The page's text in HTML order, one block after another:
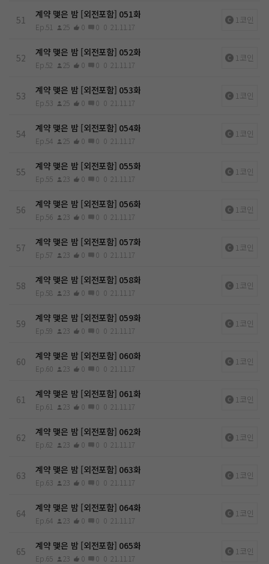
51 계약 맺은 밤 [외전포함] 051화
Ep.51 25 0 0 0 21.11.17
1코인
52 계약 맺은 밤 [외전포함] 052화
Ep.52 25 0 0 0 21.11.17
1코인
53 계약 맺은 밤 [외전포함] 053화
Ep.53 25 0 0 0 21.11.17
1코인
54 계약 맺은 밤 [외전포함] 054화
Ep.54 25 0 0 0 21.11.17
1코인
55 계약 맺은 밤 [외전포함] 055화
Ep.55 23 0 0 0 21.11.17
1코인
56 계약 맺은 밤 [외전포함] 056화
Ep.56 23 0 0 0 21.11.17
1코인
57 계약 맺은 밤 [외전포함] 057화
Ep.57 23 0 0 0 21.11.17
1코인
58 계약 맺은 밤 [외전포함] 058화
Ep.58 23 0 0 0 21.11.17
1코인
59 계약 맺은 밤 [외전포함] 059화
Ep.59 23 0 0 0 21.11.17
1코인
60 계약 맺은 밤 [외전포함] 060화
Ep.60 23 0 0 0 21.11.17
1코인
61 계약 맺은 밤 [외전포함] 061화
Ep.61 23 0 0 0 21.11.17
1코인
62 계약 맺은 밤 [외전포함] 062화
Ep.62 23 0 0 0 21.11.17
1코인
63 계약 맺은 밤 [외전포함] 063화
Ep.63 23 0 0 0 21.11.17
1코인
64 계약 맺은 밤 [외전포함] 064화
Ep.64 23 0 0 0 21.11.17
1코인
65 계약 맺은 밤 [외전포함] 065화
Ep.65 23 0 0 0 21.11.17
1코인